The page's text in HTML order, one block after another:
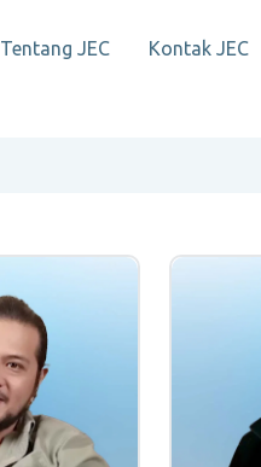
Tentang JEC Kontak JEC